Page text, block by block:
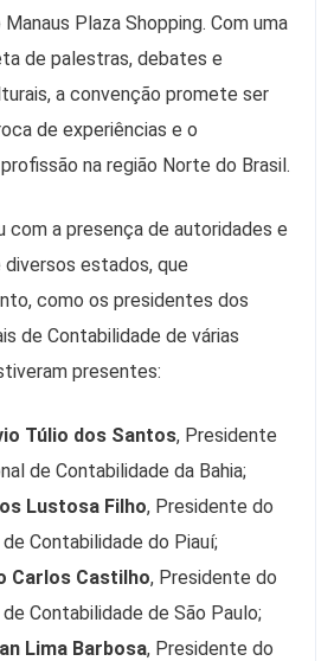
Plaza Shopping. Com uma
de palestras, debates e
a convenção promete ser
de experiências e o
na região Norte do Brasil.
com a presença de autoridades e
estados, que
como os presidentes dos
de Contabilidade de várias
presentes:
Túlio dos Santos, Presidente
de Contabilidade da Bahia;
Lustosa Filho, Presidente do
Contabilidade do Piauí;
Carlos Castilho, Presidente do
Contabilidade de São Paulo;
Lima Barbosa, Presidente do